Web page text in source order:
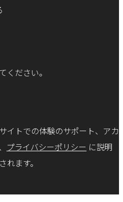
ください。
イトでの体験のサポート、アカ
プライバシーポリシー に説明
れます。